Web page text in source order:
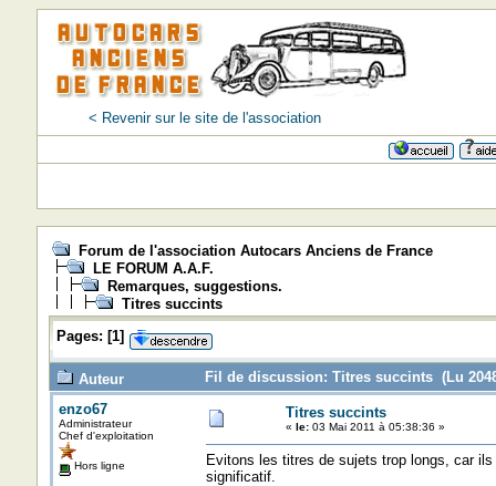
< Revenir sur le site de l'association
Forum de l'association Autocars Anciens de France
LE FORUM A.A.F.
Remarques, suggestions.
Titres succints
Pages: [1]
Auteur
Fil de discussion: Titres succints (Lu
enzo67
Administrateur
Chef d'exploitation
Hors ligne
Titres succints
« le:03 Mai 2011 à 05:38:36 »
Evitons les titres de sujets trop longs, car
significatif.